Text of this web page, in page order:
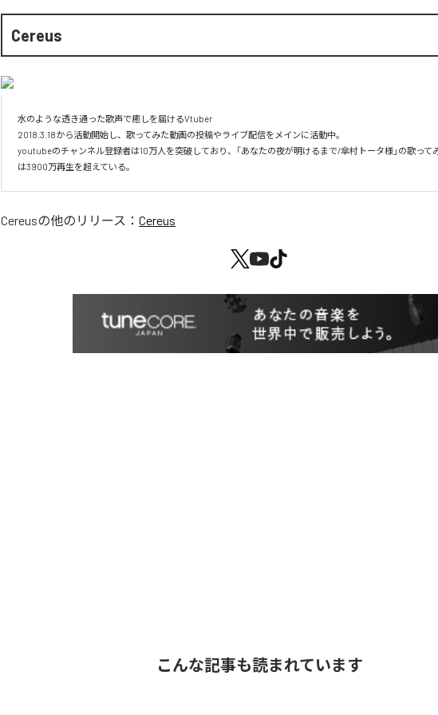
Cereus
水のような透き通った歌声で癒しを届けるVtuber
2018.3.18から活動開始し、歌ってみた動画の投稿やライブ配信をメインに活動中。
youtubeのチャンネル登録者は10万人を突破しており、「あなたの夜が明けるまで/傘村トータ様」の歌って
は3900万再生を超えている。
Cereusの他のリリース： Cereus
こんな記事も読まれています